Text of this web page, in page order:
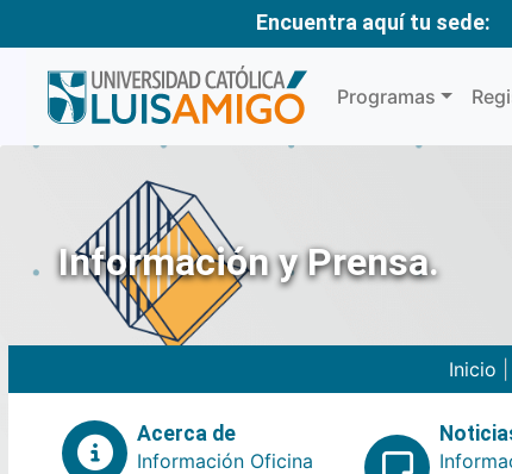
Encuentra aquí tu sede:
Programas
Información y Prensa.
Inicio
Acerca de
Información Oficina